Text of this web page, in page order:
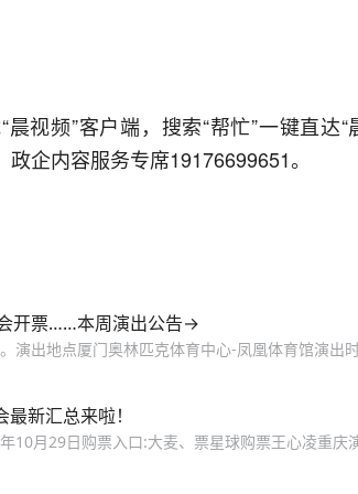
视频”客户端，搜索“帮忙”一键直达“
企内容服务专席19176699651。
开票……本周演出公告→
演出地点厦门奥林匹克体育中心-凤凰体育馆演出
新汇总来啦！
10月29日购票入口:大麦、票星球购票王心凌重庆